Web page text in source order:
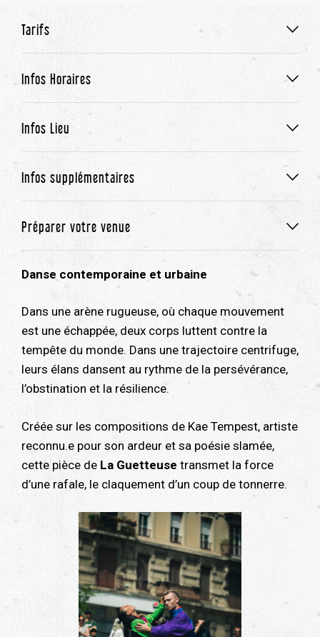
Danse contemporaine et urbaine
Dans une arène rugueuse, où chaque mouvement
est une échappée, deux corps luttent contre la
tempête du monde. Dans une trajectoire centrifuge,
leurs élans dansent au rythme de la persévérance,
l’obstination et la résilience.
Créée sur les compositions de Kae Tempest, artiste
reconnu.e pour son ardeur et sa poésie slamée,
cette pièce de La Guetteuse transmet la force
d’une rafale, le claquement d’un coup de tonnerre.
Tarifs
Infos Horaires
Infos Lieu
Infos supplémentaires
Préparer votre venue